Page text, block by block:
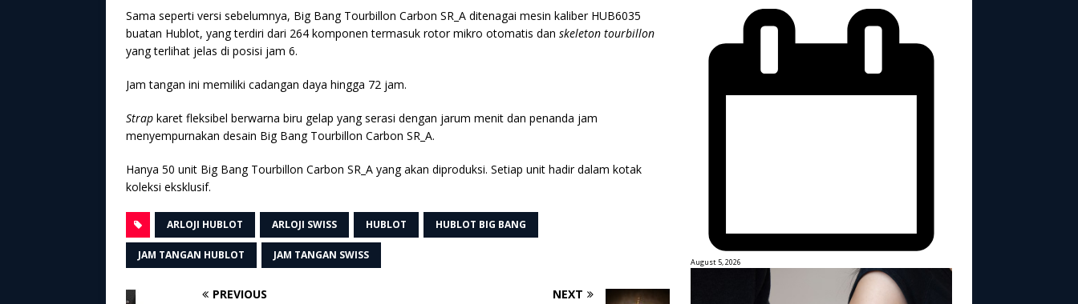
Sama seperti versi sebelumnya, Big Bang Tourbillon Carbon SR_A ditenagai mesin kaliber HUB6035
buatan Hublot, yang terdiri dari 264 komponen termasuk rotor mikro otomatis dan skeleton tourbillon
yang terlihat jelas di posisi jam 6.
Jam tangan ini memiliki cadangan daya hingga 72 jam.
Strap karet fleksibel berwarna biru gelap yang serasi dengan jarum menit dan penanda jam
menyempurnakan desain Big Bang Tourbillon Carbon SR_A.
Hanya 50 unit Big Bang Tourbillon Carbon SR_A yang akan diproduksi. Setiap unit hadir dalam kotak
koleksi eksklusif.
ARLOJI HUBLOT ARLOJI SWISS HUBLOT HUBLOT BIG BANG
JAM TANGAN HUBLOT JAM TANGAN SWISS
PREVIOUS NEXT
August 5, 2026